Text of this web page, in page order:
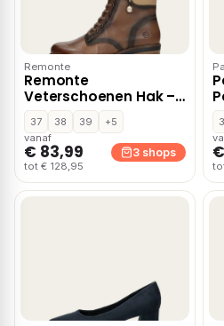
Remonte
Remonte
Veterschoenen Hak –
Cognac
37 38 39
+5
vanaf
€ 83,99
tot € 128,95
3 shops